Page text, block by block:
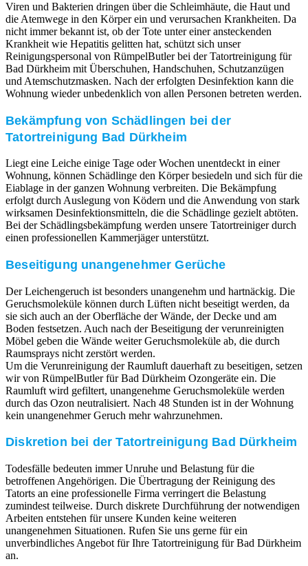
Viren und Bakterien dringen über die Schleimhäute, die Haut und
die Atemwege in den Körper ein und verursachen Krankheiten. Da
nicht immer bekannt ist, ob der Tote unter einer ansteckenden
Krankheit wie Hepatitis gelitten hat, schützt sich unser
Reinigungspersonal von RümpelButler bei der Tatortreinigung für
Bad Dürkheim mit Überschuhen, Handschuhen, Schutzanzügen
und Atemschutzmasken. Nach der erfolgten Desinfektion kann die
Wohnung wieder unbedenklich von allen Personen betreten werden.
Bekämpfung von Schädlingen bei der
Tatortreinigung Bad Dürkheim
Liegt eine Leiche einige Tage oder Wochen unentdeckt in einer
Wohnung, können Schädlinge den Körper besiedeln und sich für die
Eiablage in der ganzen Wohnung verbreiten. Die Bekämpfung
erfolgt durch Auslegung von Ködern und die Anwendung von stark
wirksamen Desinfektionsmitteln, die die Schädlinge gezielt abtöten.
Bei der Schädlingsbekämpfung werden unsere Tatortreiniger durch
einen professionellen Kammerjäger unterstützt.
Beseitigung unangenehmer Gerüche
Der Leichengeruch ist besonders unangenehm und hartnäckig. Die
Geruchsmoleküle können durch Lüften nicht beseitigt werden, da
sie sich auch an der Oberfläche der Wände, der Decke und am
Boden festsetzen. Auch nach der Beseitigung der verunreinigten
Möbel geben die Wände weiter Geruchsmoleküle ab, die durch
Raumsprays nicht zerstört werden.
Um die Verunreinigung der Raumluft dauerhaft zu beseitigen, setzen
wir von RümpelButler für Bad Dürkheim Ozongeräte ein. Die
Raumluft wird gefiltert, unangenehme Geruchsmoleküle werden
durch das Ozon neutralisiert. Nach 48 Stunden ist in der Wohnung
kein unangenehmer Geruch mehr wahrzunehmen.
Diskretion bei der Tatortreinigung Bad Dürkheim
Todesfälle bedeuten immer Unruhe und Belastung für die
betroffenen Angehörigen. Die Übertragung der Reinigung des
Tatorts an eine professionelle Firma verringert die Belastung
zumindest teilweise. Durch diskrete Durchführung der notwendigen
Arbeiten entstehen für unsere Kunden keine weiteren
unangenehmen Situationen. Rufen Sie uns gerne für ein
unverbindliches Angebot für Ihre Tatortreinigung für Bad Dürkheim
an.